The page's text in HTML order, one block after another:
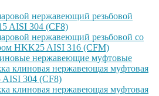
нержавеющий резьбовой
AISI 304 (CF8)
нержавеющий резьбовой со
HKK25 AISI 316 (CFM)
нержавеющие муфтовые
клиновая нержавеющая муфтовая
AISI 304 (CF8)
клиновая нержавеющая муфтовая